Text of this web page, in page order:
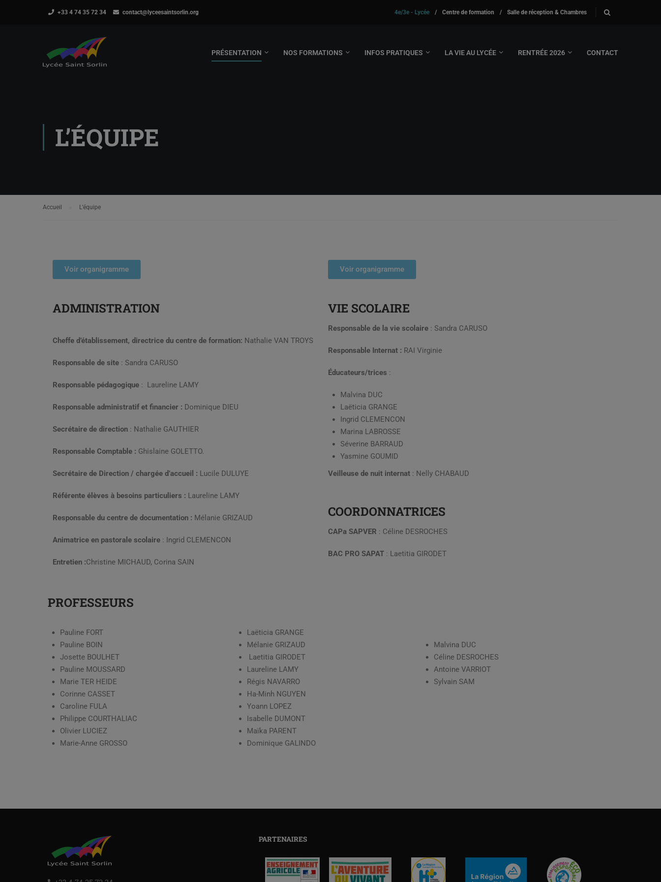
+33 4 74 35 72 34 contact@lyceesaintsorlin.org 4e/3e - Lycée / Centre de formation / Salle de réception & Chambres
PRÉSENTATION NOS FORMATIONS INFOS PRATIQUES LA VIE AU LYCÉE RENTRÉE 2026 CONTACT
L’ÉQUIPE
Accueil L’équipe
Voir organigramme
ADMINISTRATION
Cheffe d’établissement, directrice du centre de formation: Nathalie VAN TROYS
Responsable de site : Sandra CARUSO
Responsable pédagogique : Laureline LAMY
Responsable administratif et financier : Dominique DIEU
Secrétaire de direction : Nathalie GAUTHIER
Responsable Comptable : Ghislaine GOLETTO.
Secrétaire de Direction / chargée d’accueil : Lucile DULUYE
Référente élèves à besoins particuliers : Laureline LAMY
Responsable du centre de documentation : Mélanie GRIZAUD
Animatrice en pastorale scolaire : Ingrid CLEMENCON
Entretien :Christine MICHAUD, Corina SAIN
Voir organigramme
VIE SCOLAIRE
Responsable de la vie scolaire : Sandra CARUSO
Responsable Internat : RAI Virginie
Éducateurs/trices :
Malvina DUC
Laëticia GRANGE
Ingrid CLEMENCON
Marina LABROSSE
Séverine BARRAUD
Yasmine GOUMID
Veilleuse de nuit internat : Nelly CHABAUD
COORDONNATRICES
CAPa SAPVER : Céline DESROCHES
BAC PRO SAPAT : Laetitia GIRODET
PROFESSEURS
Pauline FORT
Pauline BOIN
Josette BOULHET
Pauline MOUSSARD
Marie TER HEIDE
Corinne CASSET
Caroline FULA
Philippe COURTHALIAC
Olivier LUCIEZ
Marie-Anne GROSSO
Laëticia GRANGE
Mélanie GRIZAUD
Laetitia GIRODET
Laureline LAMY
Régis NAVARRO
Ha-Minh NGUYEN
Yoann LOPEZ
Isabelle DUMONT
Maïka PARENT
Dominique GALINDO
Malvina DUC
Céline DESROCHES
Antoine VARRIOT
Sylvain SAM
PARTENAIRES